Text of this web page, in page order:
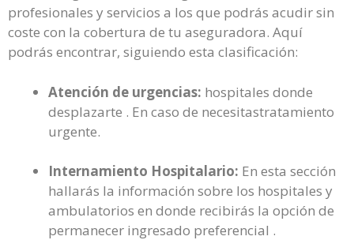
profesionales y servicios a los que podrás acudir sin
coste con la cobertura de tu aseguradora. Aquí
podrás encontrar, siguiendo esta clasificación:
Atención de urgencias: hospitales donde
desplazarte . En caso de necesitastratamiento
urgente.
Internamiento Hospitalario: En esta sección
hallarás la información sobre los hospitales y
ambulatorios en donde recibirás la opción de
permanecer ingresado preferencial .